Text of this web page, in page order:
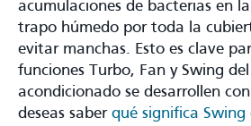
acumulaciones de bacterias en
trapo húmedo por toda la
evitar manchas. Esto es clave
funciones Turbo, Fan y Swing
acondicionado se desarrollen
deseas saber qué significa Swing